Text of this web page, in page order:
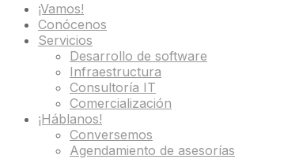
¡Vamos!
Conócenos
Servicios
Desarrollo de software
Infraestructura
Consultoría IT
Comercialización
¡Háblanos!
Conversemos
Agendamiento de asesorías